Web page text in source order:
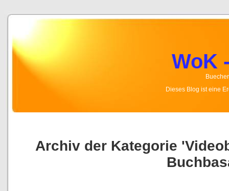
WoK
Dieses Blog ist eine
Archiv der Kategorie